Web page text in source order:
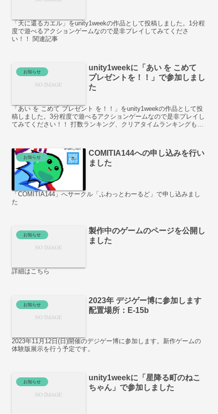
「天に還るカエル」をunity1weekの作品として投稿しました。1分程
度で遊べるアクションゲームなので是非プレイしてみてくださ
い！！ 関連記事
お知らせ
unity1weekに「あい を こめて
プレゼントを！！」で参加しまし
た
「あい を こめて プレゼント を！！」をunity1weekの作品として投
稿しました。3分程度で遊べるアクションゲームなので是非プレイし
てみてください！！ 打数ランキング、クリアタイムランキングもあ
お知らせ
COMITIA144への申し込みを行い
ました
「COMITIA144」へサークル「ふわっとわーるど」で申し込みまし
た
お知らせ
製作中のゲームのページを公開し
ました
詳細はこちら
お知らせ
2023年 デジゲー博に参加します
配置場所：E-15b
2023年11月12日(日)開催のデジゲー博に参加します。新作ゲームの
体験版展示を行う予定です。
お知らせ
unity1weekに「星降る町のねこ
ちゃん」で参加しました